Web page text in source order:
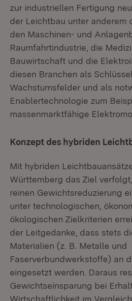
zur industriellen Fertigung
der Leichtbau unter anderem
den Maschinen- und
Raumfahrtindustrie, die
Bauwirtschaft und die
diesen Branchen als
Wachstumsfelder und als
Enablertechnologie zum
massenmarktfähige
Konzept des hybriden
Mit hybriden
Württemberg das Ziel
reinen Gewichtsreduzierung
unter technologischen,
ökologischen Zielkriterien
der Leitgedanke, dass stets
Materialien (z. B. Metalle und
Faserverbundwerkstoffe) an
eingesetzt werden. Daraus
Gewichtseinsparung bei
Wirtschaftlichkeit im